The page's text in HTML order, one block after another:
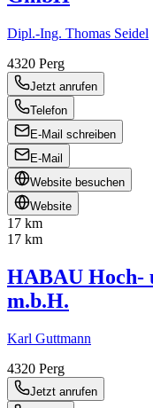
Dipl.-Ing. Thomas Seidel
4320 Perg
Jetzt anrufen
Telefon
E-Mail schreiben
E-Mail
Website besuchen
Website
17 km
17 km
HABAU Hoch-
m.b.H.
Karl Guttmann
4320 Perg
Jetzt anrufen